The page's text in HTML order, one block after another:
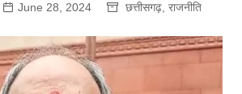
June 28, 2024 छत्तीसगढ़, राजनीति